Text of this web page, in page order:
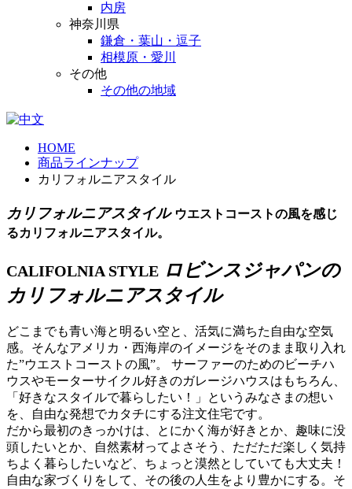
内房
神奈川県
鎌倉・葉山・逗子
相模原・愛川
その他
その他の地域
HOME
商品ラインナップ
カリフォルニアスタイル
カリフォルニアスタイル ウエストコーストの風を感じ
るカリフォルニアスタイル。
CALIFOLNIA STYLE ロビンスジャパンの
カリフォルニアスタイル
どこまでも青い海と明るい空と、活気に満ちた自由な空気
感。そんなアメリカ・西海岸のイメージをそのまま取り入れ
た”ウエストコーストの風”。 サーファーのためのビーチハ
ウスやモーターサイクル好きのガレージハウスはもちろん、
「好きなスタイルで暮らしたい！」というみなさまの想い
を、自由な発想でカタチにする注文住宅です。
だから最初のきっかけは、とにかく海が好きとか、趣味に没
頭したいとか、自然素材ってよさそう、ただただ楽しく気持
ちよく暮らしたいなど、ちょっと漠然としていても大丈夫！
自由な家づくりをして、その後の人生をより豊かにする。そ